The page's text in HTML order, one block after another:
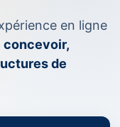
en ligne
concevoir,
de